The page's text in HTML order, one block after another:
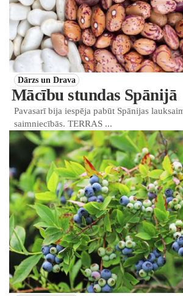
Dārzs un Drava
Mācību stundas Spānijā
Pavasarī bija iespēja pabūt Spānijas
saimniecībās. TERRAS ...